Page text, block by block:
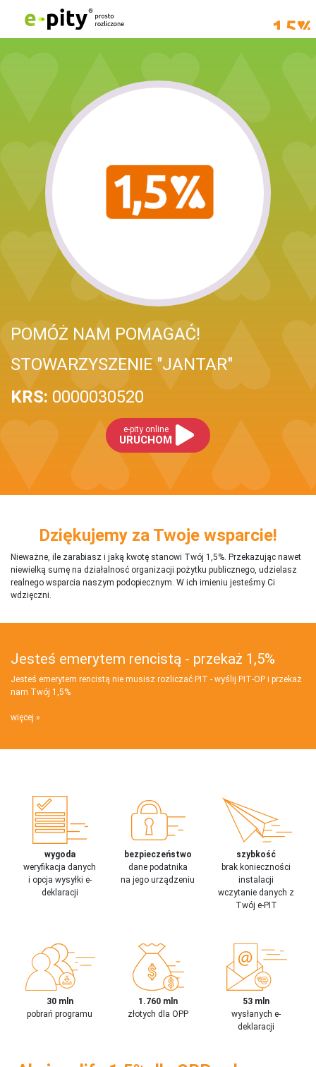
POMÓŻ NAM POMAGAĆ!
STOWARZYSZENIE "JANTAR"
KRS: 0000030520
e-pity online
URUCHOM
Dziękujemy za Twoje wsparcie!
Nieważne, ile zarabiasz i jaką kwotę stanowi Twój 1,5%. Przekazując nawet
niewielką sumę na działalnosć organizacji pożytku publicznego, udzielasz
realnego wsparcia naszym podopiecznym. W ich imieniu jesteśmy Ci
wdzięczni.
Jesteś emerytem rencistą - przekaż 1,5%
Jesteś emerytem rencistą nie musisz rozliczać PIT - wyślij PIT‑OP i przekaż
nam Twój 1,5%
więcej
wygoda
weryfikacja danych
i opcja wysyłki e-
deklaracji
bezpieczeństwo
dane podatnika
na jego urządzeniu
szybkość
brak konieczności
instalacji
wczytanie danych z
Twój e-PIT
30 mln
pobrań programu
1.760 mln
złotych dla OPP
53 mln
wysłanych e-
deklaracji